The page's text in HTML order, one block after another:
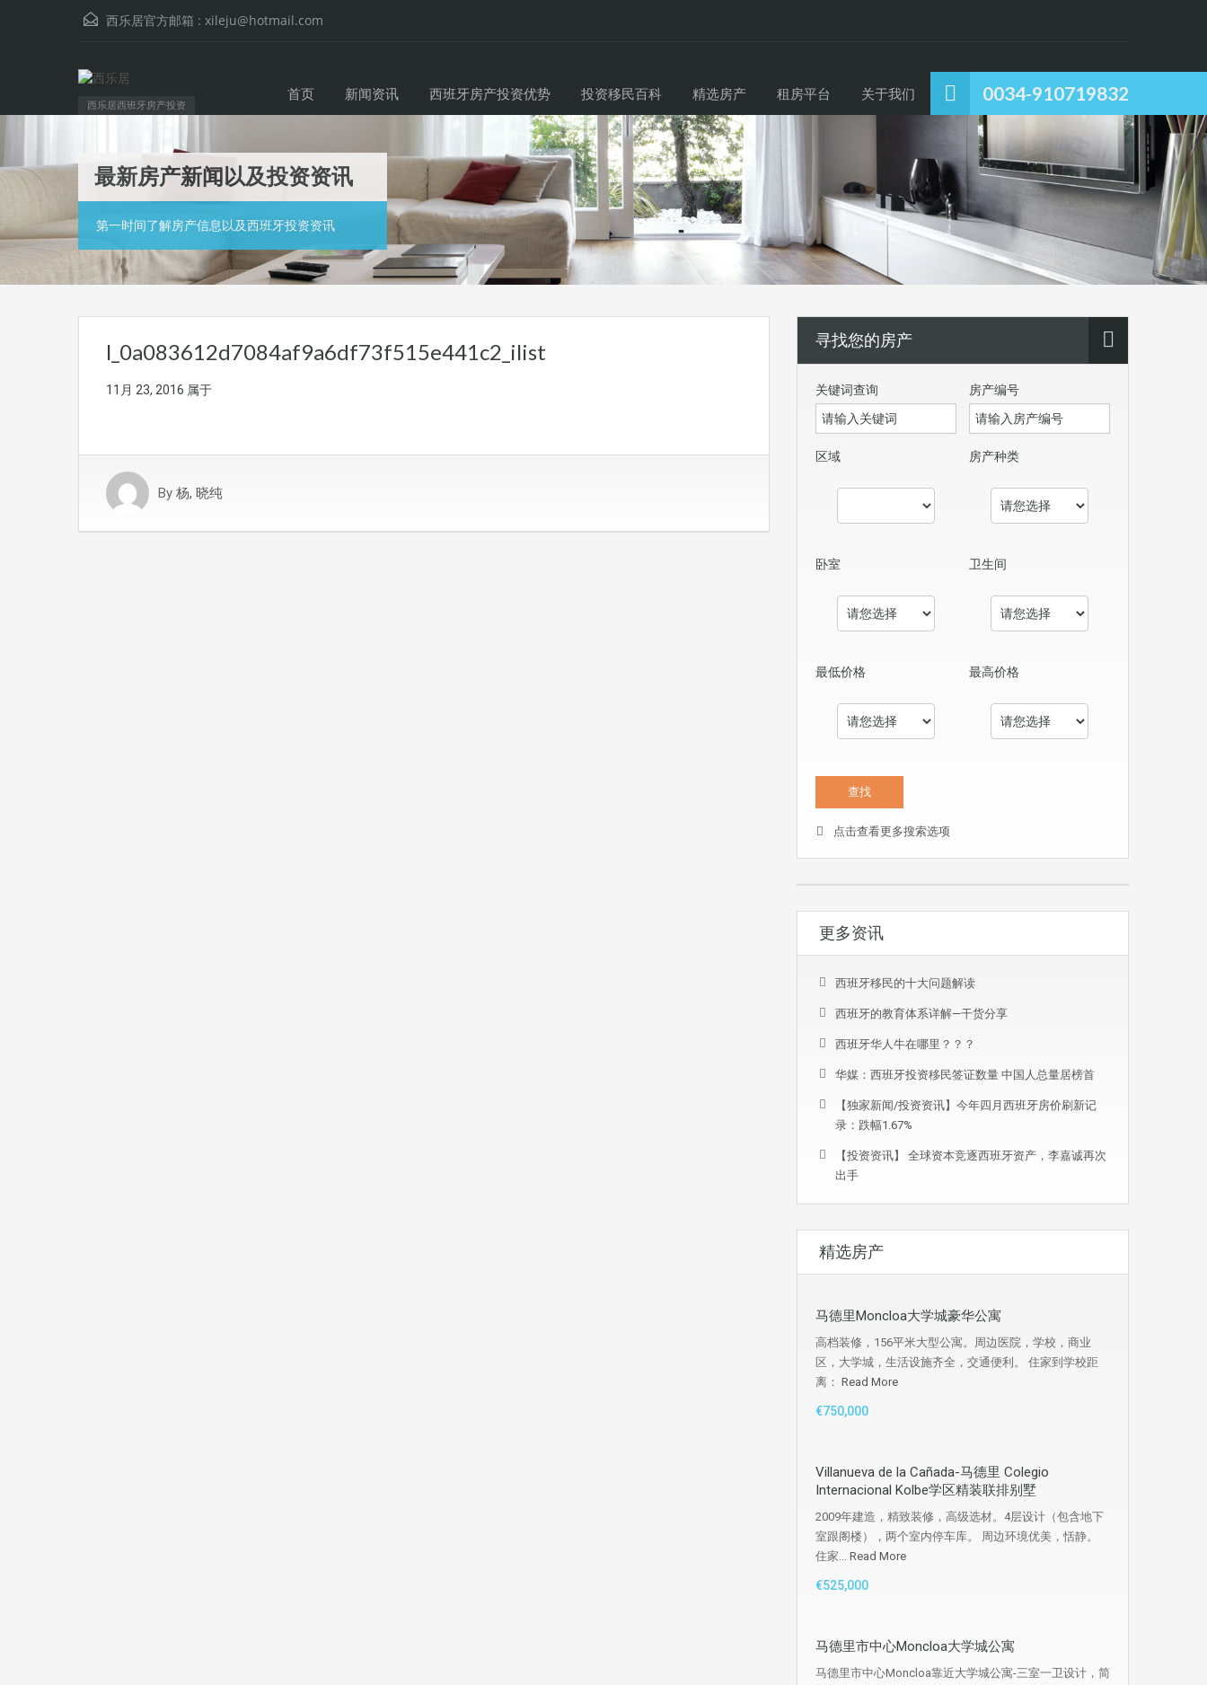
西乐居官方邮箱 : xileju@hotmail.com
西乐居西班牙房产投资
0034-910719832
首页 新闻资讯 西班牙房产投资优势 投资移民百科 精选房产 租房平台 关于我们
最新房产新闻以及投资资讯
第一时间了解房产信息以及西班牙投资资讯
l_0a083612d7084af9a6df73f515e441c2_ilist
11月 23, 2016 属于
By 杨, 晓纯
寻找您的房产
关键词查询 房产编号
区域 房产种类
卧室 卫生间
最低价格 最高价格
点击查看更多搜索选项
更多资讯
西班牙移民的十大问题解读
西班牙的教育体系详解—干货分享
西班牙华人牛在哪里？？？
华媒：西班牙投资移民签证数量 中国人总量居榜首
【独家新闻/投资资讯】今年四月西班牙房价刷新记
录：跌幅1.67%
【投资资讯】 全球资本竞逐西班牙资产，李嘉诚再次
出手
精选房产
马德里Moncloa大学城豪华公寓
高档装修，156平米大型公寓。周边医院，学校，商业
区，大学城，生活设施齐全，交通便利。 住家到学校距
离： Read More
€750,000
Villanueva de la Cañada-马德里 Colegio
Internacional Kolbe学区精装联排别墅
2009年建造，精致装修，高级选材。4层设计（包含地下
室跟阁楼），两个室内停车库。 周边环境优美，恬静。
住家... Read More
€525,000
马德里市中心Moncloa大学城公寓
马德里市中心Moncloa靠近大学城公寓-三室一卫设计，简